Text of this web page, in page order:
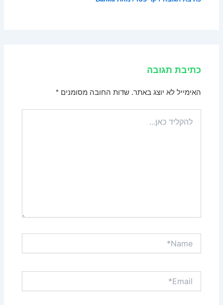
כתיבת תגובה
האימייל לא יוצג באתר. שדות החובה מסומנים*
כאן...